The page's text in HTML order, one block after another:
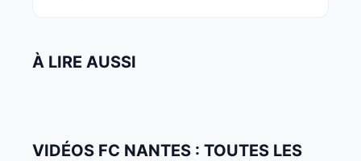
À LIRE AUSSI
VIDÉOS FC NANTES : TOUTES LES